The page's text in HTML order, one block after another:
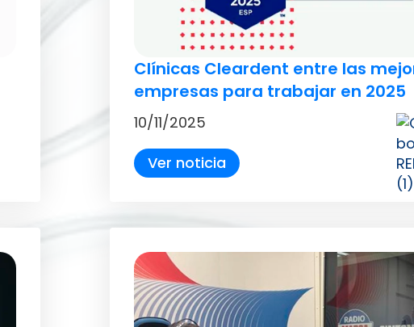
Clínicas Cleardent entre las
empresas para trabajar en 2025
10/11/2025
Ver noticia